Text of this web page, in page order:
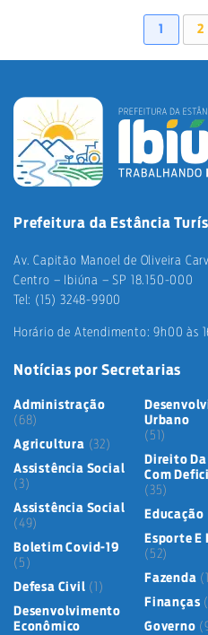
1 2
Prefeitura da Estância
Av. Capitão Manoel de Oliveira
Centro – Ibiúna – SP 18.150-000
Tel: (15) 3248-9900
Horário de Atendimento: 9h00 às
Notícias por Secretarias
Administração
(68)
Agricultura (32)
Assistência Social
(3)
Assistência Social
(49)
Boletim Covid-19
(5)
Defesa Civil (1)
Desenvolvimento
Econômico
Urbano
(51)
Direito
Com
(35)
Educação
Esporte E
(52)
Fazenda
Finanças
Governo